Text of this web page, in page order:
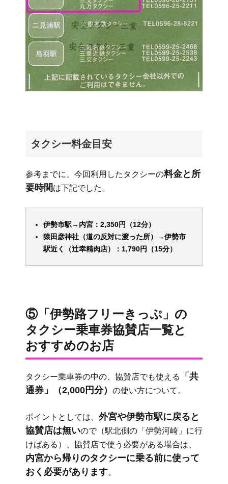
タクシー料金目安
参考までに、今回利用したタクシーの料金と所
要時間は下記でした。
伊勢市駅→内宮：2,350円（12分）
猿田彦神社（道の反対に渡った所）→伊勢市
駅近く（辻幸精肉店）：1,790円（15分）
⑤「伊勢路フリーきっぷ」の
タクシー乗車券協賛店一覧と
おすすめのお店
タクシー乗車券の中の、協賛店でも使える
「共
通券」（2,000円分） の使い方について。
ポイントとしては、 外宮や伊勢市駅に戻ると
協賛店は無いので（駅北側の「伊勢河崎」に行
けばある）、協賛店で使う必要がある場合は、
内宮から帰りのタクシーに乗る前に使って
おく必要があります。